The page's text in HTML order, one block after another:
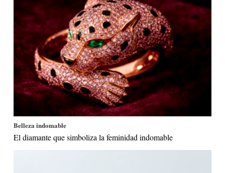
Belleza indomable
El diamante que simboliza la feminidad indomable